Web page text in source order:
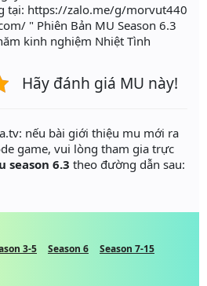
tại: https://zalo.me/g/morvut440
" Phiên Bản MU Season 6.3
kinh nghiệm Nhiệt Tình
Hãy đánh giá MU này!
nếu bài giới thiệu mu mới ra
game, vui lòng tham gia trực
season 6.3 theo đường dẫn sau:
3-5 Season 6
Season 7-15